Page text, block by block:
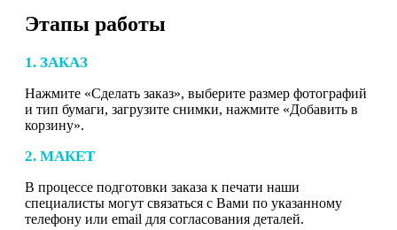
Этапы работы
1. ЗАКАЗ
Нажмите «Сделать заказ», выберите размер фотографий
и тип бумаги, загрузите снимки, нажмите «Добавить в
корзину».
2. МАКЕТ
В процессе подготовки заказа к печати наши
специалисты могут связаться с Вами по указанному
телефону или email для согласования деталей.